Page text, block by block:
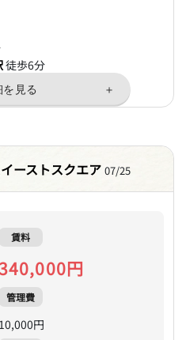
徒歩6分
ーストスクエア 07/25
賃料
円
管理費
10,000円